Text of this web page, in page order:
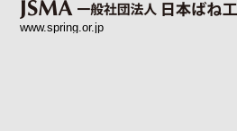
www.spring.or.jp